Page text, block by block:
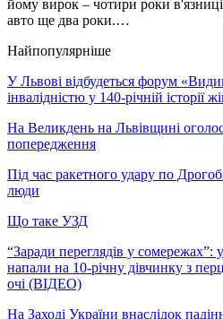
йому вирок – чотири роки
авто ще два роки.…
Найпопулярніше
У Львові відбудеться форум
інвалідністю у 140-річній історії
На Великдень на Львівщині
попередження
Під час ракетного удару по
люди
Що таке УЗД
“Заради переглядів у сомережах”:
напали на 10-річну дівчинку з
очі (ВІДЕО)
На Заході України внаслідок